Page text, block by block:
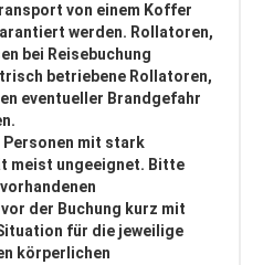
von einem Koffer
werden. Rollatoren,
bei Reisebuchung
betriebene Rollatoren,
eventueller Brandgefahr
mit stark
meist ungeeignet. Bitte
der Buchung kurz mit
für die jeweilige
körperlichen